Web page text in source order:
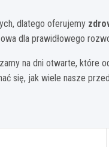
dlatego oferujemy
dla prawidłowego
na dni otwarte, które
się, jak wiele nasze